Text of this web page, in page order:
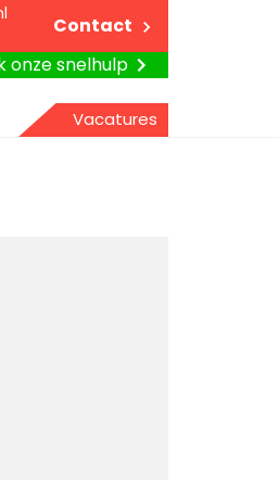
Contact
onze snelhulp
Vacatures